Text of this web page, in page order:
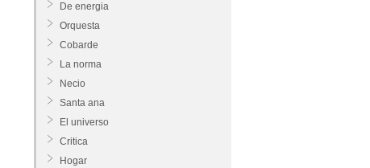
De energia
Orquesta
Cobarde
La norma
Necio
Santa ana
El universo
Critica
Hogar